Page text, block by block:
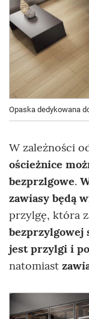
Opaska dedykowana
W zależności
ościeżnice
bezprzlgowe.
zawiasy będą
przylgę, która
bezprzylgowej
jest przylgi i
natomiast